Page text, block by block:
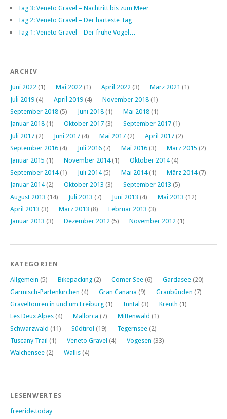
Tag 3: Veneto Gravel – Nachtritt bis zum Meer
Tag 2: Veneto Gravel – Der härteste Tag
Tag 1: Veneto Gravel – Der frühe Vogel…
ARCHIV
Juni 2022 (1) Mai 2022 (1) April 2022 (3) März 2021 (1)
Juli 2019 (4) April 2019 (4) November 2018 (1)
September 2018 (5) Juni 2018 (1) Mai 2018 (1)
Januar 2018 (1) Oktober 2017 (3) September 2017 (1)
Juli 2017 (2) Juni 2017 (4) Mai 2017 (2) April 2017 (2)
September 2016 (4) Juli 2016 (7) Mai 2016 (3) März 2015 (2)
Januar 2015 (1) November 2014(1) Oktober 2014(4)
September 2014(1) Juli 2014(5) Mai 2014(1) März 2014(7)
Januar 2014(2) Oktober 2013 (3) September 2013 (5)
August 2013 (14) Juli 2013 (7) Juni 2013 (4) Mai 2013 (12)
April 2013 (3) März 2013 (8) Februar 2013 (3)
Januar 2013 (3) Dezember 2012 (5) November 2012 (1)
KATEGORIEN
Allgemein (5) Bikepacking (2) Comer See (6) Gardasee (20)
Garmisch-Partenkirchen (4) Gran Canaria (9) Graubünden (7)
Graveltouren in und um Freiburg (1) Inntal (3) Kreuth (1)
Les Deux Alpes (4) Mallorca (7) Mittenwald (1)
Schwarzwald (11) Südtirol (19) Tegernsee (2)
Tuscany Trail (1) Veneto Gravel (4) Vogesen (33)
Walchensee (2) Wallis (4)
LESENWERTES
freeride.today